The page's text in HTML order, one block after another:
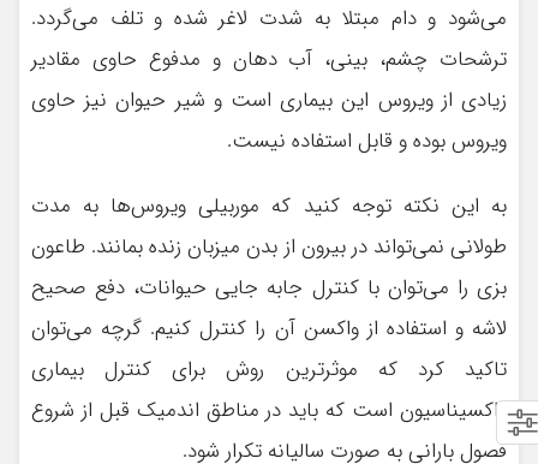
می‌شود و دام مبتلا به شدت لاغر شده و تلف می‌گردد.
ترشحات چشم، بینی، آب دهان و مدفوع حاوی مقادیر
زیادی از ویروس این بیماری است و شیر حیوان نیز حاوی
ویروس بوده و قابل استفاده نیست.
به این نکته توجه کنید که موربیلی ویروس‌ها به مدت
طولانی نمی‌تواند در بیرون از بدن میزبان زنده بمانند. طاعون
بزی را می‌توان با کنترل جابه جایی حیوانات، دفع صحیح
لاشه و استفاده از واکسن آن را کنترل کنیم. گرچه می‌توان
تاکید کرد که موثرترین روش برای کنترل بیماری
واکسیناسیون است که باید در مناطق اندمیک قبل از شروع
فصول بارانی به صورت سالیانه تکرار شود.